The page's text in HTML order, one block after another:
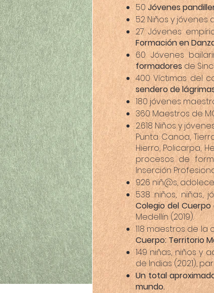
50Jóvenes
52 Niños y jóvenes
27 Jóvenes
Formación en
60 Jóvenes
formadoresde
400 Víctimas del
sendero de
180 jóvenes
360 Maestros de
2.618 Niños y
Punta Canoa,
Hierro, Policarpa,
procesos de
Inserción
926 niñ@s,
538 niños, niñas,
Colegio del
Medellín (2019).
118 maestros de
Cuerpo: Territorio
149 niñas, niños y
de Indias (2021),
Un total
mundo.